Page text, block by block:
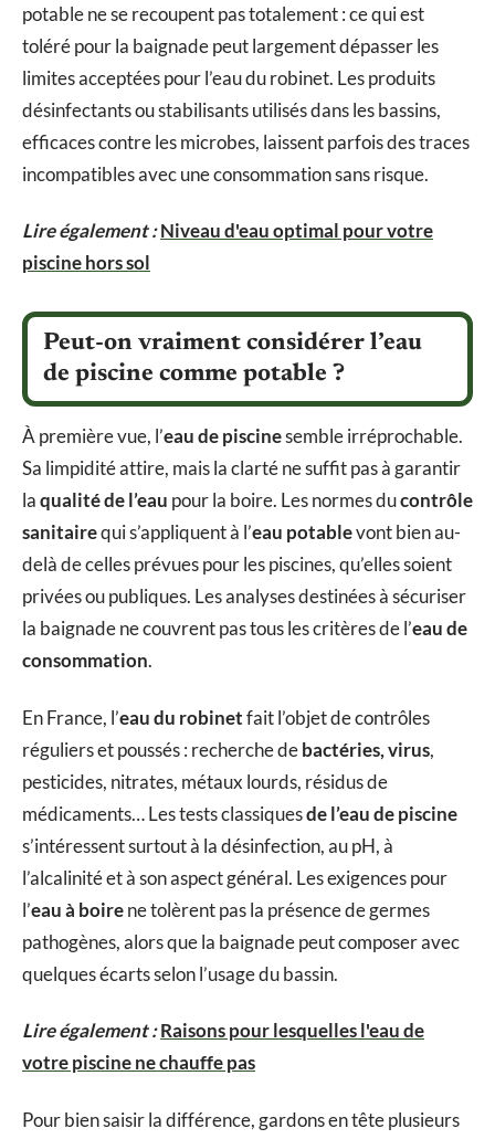
potable ne se recoupent pas totalement : ce qui est
toléré pour la baignade peut largement dépasser les
limites acceptées pour l’eau du robinet. Les produits
désinfectants ou stabilisants utilisés dans les bassins,
efficaces contre les microbes, laissent parfois des traces
incompatibles avec une consommation sans risque.
Lire également :Niveau d'eau optimal pour votre
piscine hors sol
Peut-on vraiment considérer l’eau
de piscine comme potable ?
À première vue, l’eau de piscinesemble irréprochable.
Sa limpidité attire, mais la clarté ne suffit pas à garantir
laqualité de l’eau pour la boire. Les normes ducontrôle
sanitairequi s’appliquent à l’eau potablevont bien au-
delà de celles prévues pour les piscines, qu’elles soient
privées ou publiques. Les analyses destinées à sécuriser
la baignade ne couvrent pas tous les critères de l’eau de
consommation.
En France, l’eau du robinetfait l’objet de contrôles
réguliers et poussés : recherche debactéries, virus,
pesticides, nitrates, métaux lourds, résidus de
médicaments… Les tests classiquesde l’eau de piscine
s’intéressent surtout à la désinfection, au pH, à
l’alcalinité et à son aspect général. Les exigences pour
l’eau à boirene tolèrent pas la présence de germes
pathogènes, alors que la baignade peut composer avec
quelques écarts selon l’usage du bassin.
Lire également :Raisons pour lesquelles l'eau de
votre piscine ne chauffe pas
Pour bien saisir la différence, gardons en tête plusieurs